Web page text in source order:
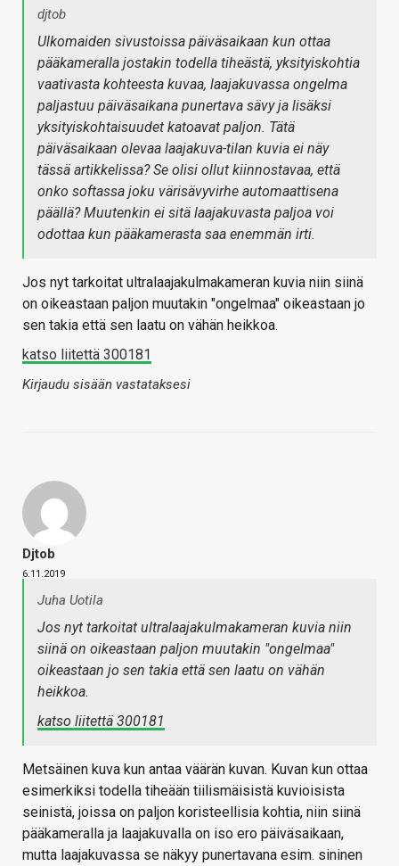
djtob
Ulkomaiden sivustoissa päiväsaikaan kun ottaa
pääkameralla jostakin todella tiheästä, yksityiskohtia
vaativasta kohteesta kuvaa, laajakuvassa ongelma
paljastuu päiväsaikana punertava sävy ja lisäksi
yksityiskohtaisuudet katoavat paljon. Tätä
päiväsaikaan olevaa laajakuva-tilan kuvia ei näy
tässä artikkelissa? Se olisi ollut kiinnostavaa, että
onko softassa joku värisävyvirhe automaattisena
päällä? Muutenkin ei sitä laajakuvasta paljoa voi
odottaa kun pääkamerasta saa enemmän irti.
Jos nyt tarkoitat ultralaajakulmakameran kuvia niin siinä
on oikeastaan paljon muutakin "ongelmaa" oikeastaan jo
sen takia että sen laatu on vähän heikkoa.
katso liitettä 300181
Kirjaudu sisään vastataksesi
Djtob
6.11.2019
Juha Uotila
Jos nyt tarkoitat ultralaajakulmakameran kuvia niin
siinä on oikeastaan paljon muutakin "ongelmaa"
oikeastaan jo sen takia että sen laatu on vähän
heikkoa.
katso liitettä 300181
Metsäinen kuva kun antaa väärän kuvan. Kuvan kun ottaa
esimerkiksi todella tiheään tiilismäisistä kuvioisista
seinistä, joissa on paljon koristeellisia kohtia, niin siinä
pääkameralla ja laajakuvalla on iso ero päiväsaikaan,
mutta laajakuvassa se näkyy punertavana esim. sininen